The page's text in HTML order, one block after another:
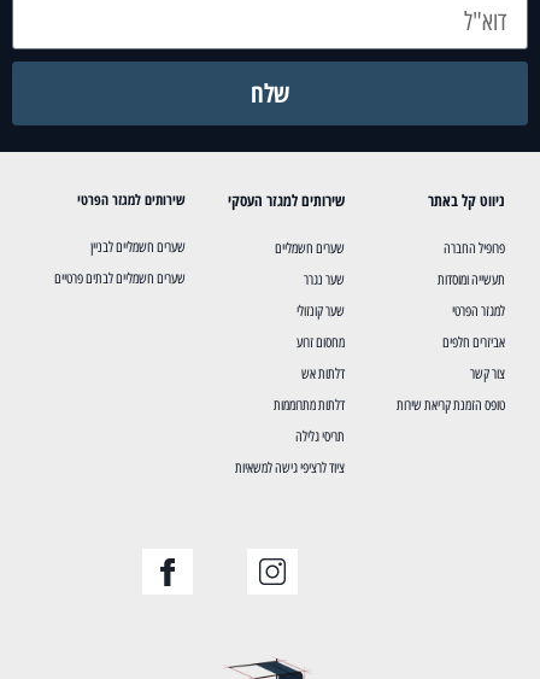
שלח
ניווט קל באתר
פרופיל החברה
תעשייה ומוסדות
למגזר הפרטי
אביזרים חלפים
צור קשר
טופס הזמנת קריאת שירות
שירותים למגזר העסקי
שערים חשמליים
שער נגרר
שער קונזולי
מחסום זרוע
דלתות אש
דלתות מתרוממות
תריסי גלילה
ציוד לרציפי גישה למשאיות
שירותים למגזר הפרטי
שערים חשמליים לבניין
שערים חשמליים לבתים פרטיים